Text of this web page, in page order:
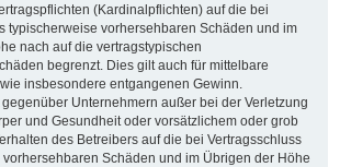
(Kardinalpflichten) auf die bei
typischerweise vorhersehbaren Schäden und im
nach auf die vertragstypischen
begrenzt. Dies gilt auch für mittelbare
insbesondere entgangenen Gewinn.
Unternehmern außer bei der Verletzung
und Gesundheit oder vorsätzlichem oder grob
des Betreibers auf die bei Vertragsschluss
Schäden und im Übrigen der Höhe